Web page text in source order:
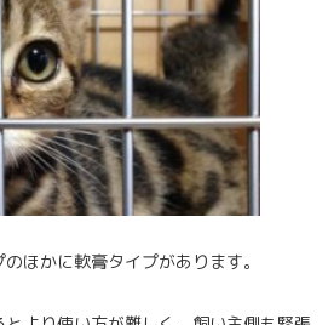
ほかに軟膏タイプがあります。